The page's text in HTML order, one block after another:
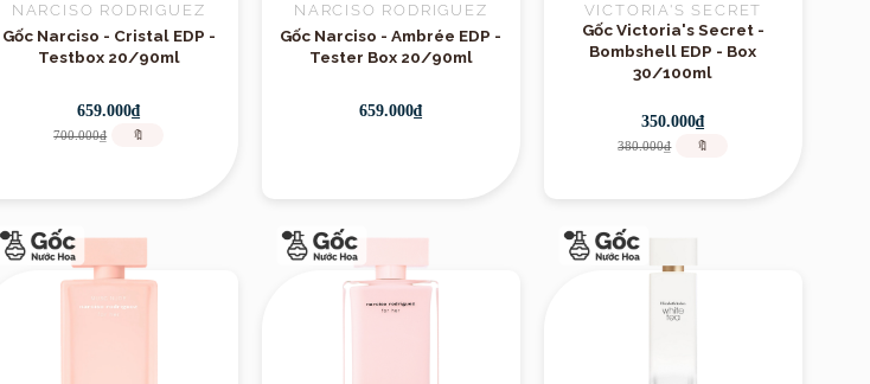
NARCISO RODRIGUEZ
Gốc Narciso - Cristal EDP -
Testbox 20/90ml
659.000₫
700.000₫ 🔖
NARCISO RODRIGUEZ
Gốc Narciso - Ambrée EDP -
Tester Box 20/90ml
659.000₫
VICTORIA'S SECRET
Gốc Victoria's Secret -
Bombshell EDP - Box
30/100ml
350.000₫
380.000₫ 🔖